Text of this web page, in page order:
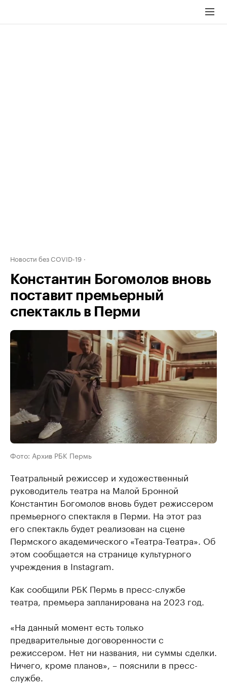
Новости без COVID-19
Константин Богомолов вновь
поставит премьерный
спектакль в Перми
Фото: Архив РБК Пермь
Театральный режиссер и художественный
руководитель театра на Малой Бронной
Константин Богомолов вновь будет режиссером
премьерного спектакля в Перми. На этот раз
его спектакль будет реализован на сцене
Пермского академического «Театра-Театра». Об
этом сообщается на странице культурного
учреждения в Instagram.
Как сообщили РБК Пермь в пресс-службе
театра, премьера запланирована на 2023 год.
«На данный момент есть только
предварительные договоренности с
режиссером. Нет ни названия, ни суммы сделки.
Ничего, кроме планов», – пояснили в пресс-
службе.